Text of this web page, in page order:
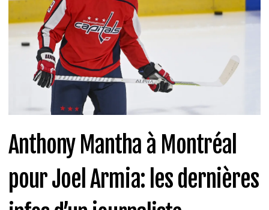
Anthony Mantha à Montréal
pour Joel Armia: les dernières